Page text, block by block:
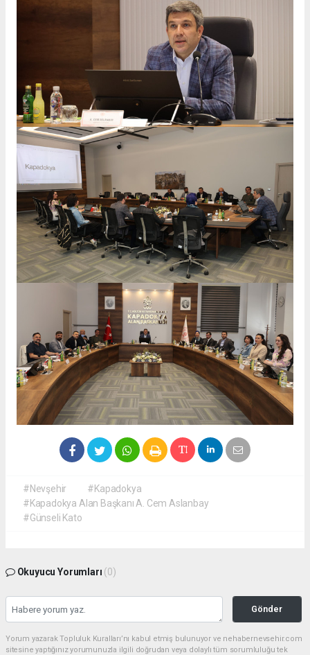
#Nevşehir
#Kapadokya
#Kapadokya Alan Başkanı A. Cem Aslanbay
#Günseli Kato
Okuyucu Yorumları (0)
Gönder
Yorum yazarak Topluluk Kuralları’nı kabul etmiş bulunuyor ve nehabernevsehir.com
sitesine yaptığınız yorumunuzla ilgili doğrudan veya dolaylı tüm sorumluluğu tek